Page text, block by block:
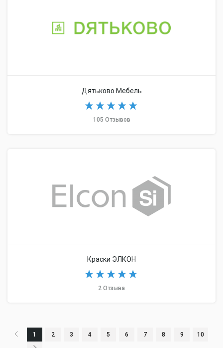
Дятьково Мебель
105 Отзывов
Краски ЭЛКОН
2 Отзыва
1 2 3 4 5 6 7 8 9 10